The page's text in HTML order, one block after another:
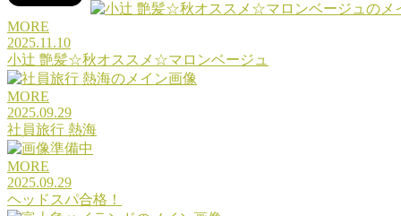
RECRUIT
MORE
2025.11.10
小辻 艶髪☆秋オススメ☆マロンベージュ
MORE
2025.09.29
社員旅行 熱海
MORE
2025.09.29
ヘッドスパ合格！